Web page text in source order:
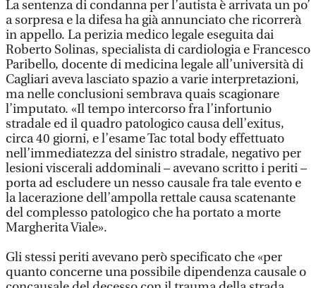
La sentenza di condanna per l’autista è arrivata un po’
a sorpresa e la difesa ha già annunciato che ricorrerà
in appello. La perizia medico legale eseguita dai
Roberto Solinas, specialista di cardiologia e Francesco
Paribello, docente di medicina legale all’università di
Cagliari aveva lasciato spazio a varie interpretazioni,
ma nelle conclusioni sembrava quais scagionare
l’imputato. «Il tempo intercorso fra l’infortunio
stradale ed il quadro patologico causa dell’exitus,
circa 40 giorni, e l’esame Tac total body effettuato
nell’immediatezza del sinistro stradale, negativo per
lesioni viscerali addominali – avevano scritto i periti –
porta ad escludere un nesso causale fra tale evento e
la lacerazione dell’ampolla rettale causa scatenante
del complesso patologico che ha portato a morte
Margherita Viale».
Gli stessi periti avevano però specificato che «per
quanto concerne una possibile dipendenza causale o